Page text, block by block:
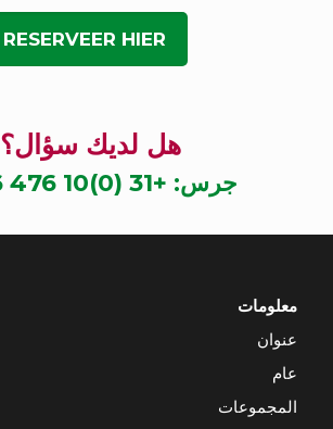
RESERVEER HIER
هل لديك سؤال؟
جرس: +31 (0)10 476 56 16
معلومات
عنوان
عام
المجموعات